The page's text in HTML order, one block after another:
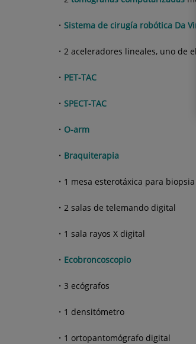
Sistema de cirugía robótica Da
2 aceleradores lineales, uno de
PET-TAC
SPECT-TAC
O-arm
Braquiterapia
1 mesa esterotáxica para
2 salas de telemando digital
1 sala rayos X digital
Ecobroncoscopio
3 ecógrafos
1 densitómetro
1 ortopantomógrafo digital